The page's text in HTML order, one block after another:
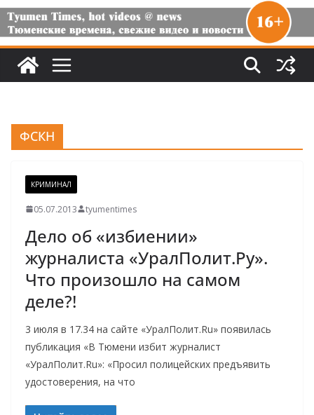
ФСКН
КРИМИНАЛ
05.07.2013 tyumentimes
Дело об «избиении»
журналиста «УралПолит.Ру».
Что произошло на самом
деле?!
3 июля в 17.34 на сайте «УралПолит.Ru» появилась
публикация «В Тюмени избит журналист
«УралПолит.Ru»: «Просил полицейских предъявить
удостоверения, на что